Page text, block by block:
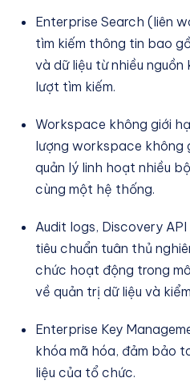
Enterprise Search (liên
tìm kiếm thông tin bao
và dữ liệu từ nhiều
lượt tìm kiếm.
Workspace không giới
lượng workspace không
quản lý linh hoạt nhiều
cùng một hệ thống.
Audit logs, Discovery
tiêu chuẩn tuân thủ
chức hoạt động trong
về quản trị dữ liệu và
Enterprise Key
khóa mã hóa, đảm bảo
liệu của tổ chức.